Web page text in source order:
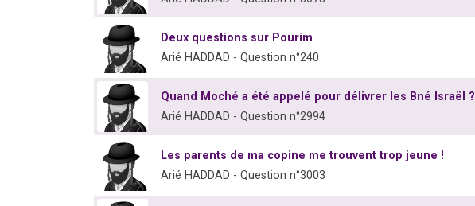
Deux questions sur Pourim
Arié HADDAD - Question n°240
Quand Moché a été appelé pour délivrer les Bné Israël ?
Arié HADDAD - Question n°2994
Les parents de ma copine me trouvent trop jeune !
Arié HADDAD - Question n°3003